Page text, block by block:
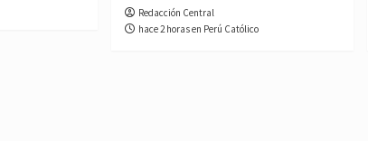
Redacción Central
hace 2 horas en Perú Católico